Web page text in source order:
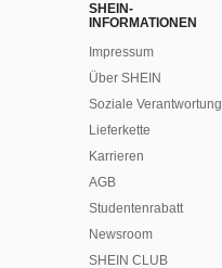
SHEIN-
INFORMATIONEN
Impressum
Über SHEIN
Soziale Verantwortung
Lieferkette
Karrieren
AGB
Studentenrabatt
Newsroom
SHEIN CLUB